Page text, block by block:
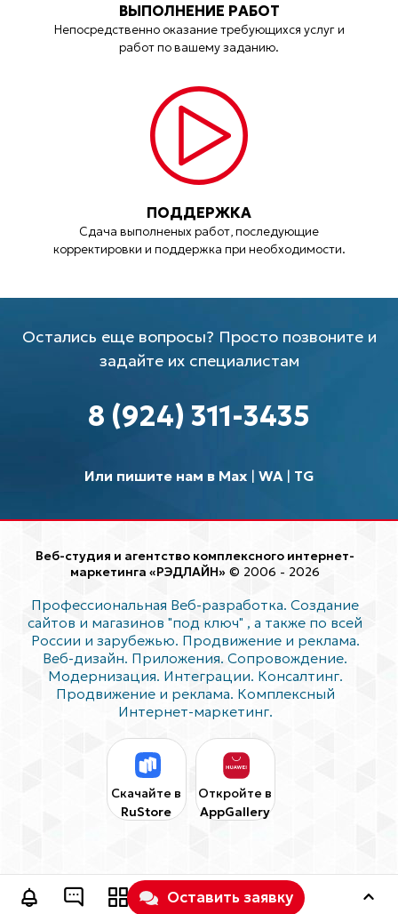
ВЫПОЛНЕНИЕ РАБОТ
Непосредственно оказание требующихся услуг и
работ по вашему заданию.
ПОДДЕРЖКА
Сдача выполненых работ, последующие
корректировки и поддержка при необходимости.
Остались еще вопросы? Просто позвоните и
задайте их специалистам
8 (924) 311-3435
Или пишите нам в Max| WA| TG
Веб-студия и агентство комплексного интернет-
маркетинга «РЭДЛАЙН» © 2006 - 2026
Профессиональная Веб-разработка. Создание
сайтов и магазинов "под ключ" , а также по всей
России и зарубежью. Продвижение и реклама.
Веб-дизайн. Приложения. Сопровождение.
Модернизация. Интеграции. Консалтинг.
Продвижение и реклама. Комплексный
Интернет-маркетинг.
Скачайте в
RuStore
Откройте в
AppGallery
Оставить заявку